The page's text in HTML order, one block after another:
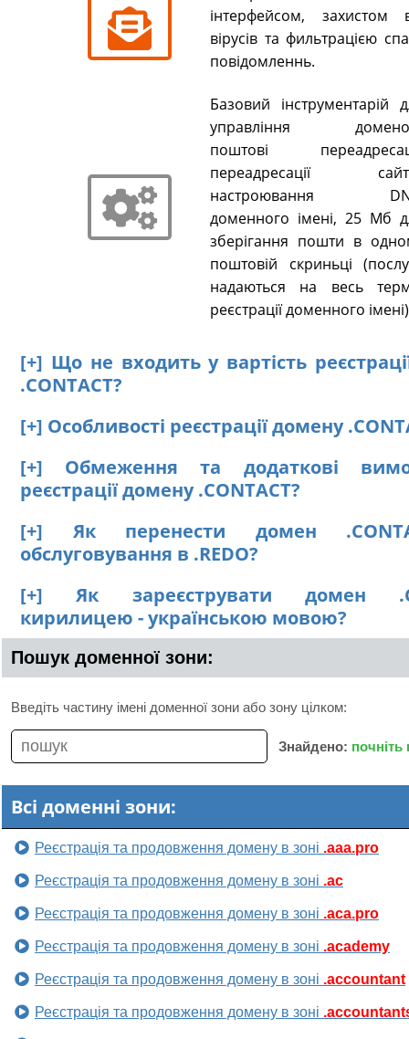
інтерфейсом, захистом
вірусів та фильтрацією
повідомленнь.
Базовий інструментарій
управління
поштові
переадресації
настроювання
доменного імені, 25 Мб
зберігання пошти в
поштовій скриньці
надаються на весь
реєстрації доменного
[+] Що не входить у вартість
.CONTACT?
[+] Особливості реєстрації домену
[+] Обмеження та додаткові
реєстрації домену .CONTACT?
[+] Як перенести домен
обслуговування в .REDO?
[+] Як зареєструвати домен
кирилицею - українською мовою?
Пошук доменної зони:
Введіть частину імені доменної зони або зону цілком:
Знайдено:
Всі доменні зони:
Реєстрація та продовження домену в зоні .aaa.pro
Реєстрація та продовження домену в зоні .ac
Реєстрація та продовження домену в зоні .aca.pro
Реєстрація та продовження домену в зоні .academy
Реєстрація та продовження домену в зоні .accountant
Реєстрація та продовження домену в зоні